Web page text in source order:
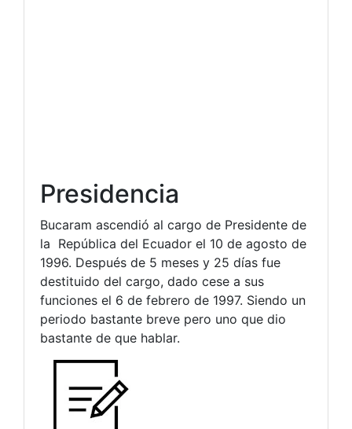
Presidencia
Bucaram ascendió al cargo de Presidente de
la República del Ecuador el 10 de agosto de
1996. Después de 5 meses y 25 días fue
destituido del cargo, dado cese a sus
funciones el 6 de febrero de 1997. Siendo un
periodo bastante breve pero uno que dio
bastante de que hablar.